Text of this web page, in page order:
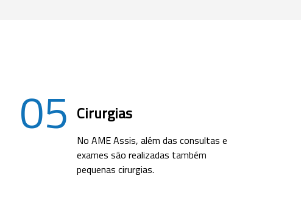
05 Cirurgias
No AME Assis, além das consultas e
exames são realizadas também
pequenas cirurgias.